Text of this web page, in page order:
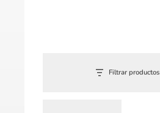
Filtrar productos